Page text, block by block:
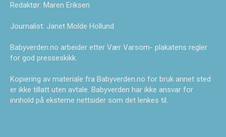
Redaktør: Maren Eriksen
Journalist: Janet Molde Hollund
Babyverden.no arbeider etter Vær Varsom- plakatens regler
for god presseskikk.
Kopiering av materiale fra Babyverden.no for bruk annet sted
er ikke tillatt uten avtale. Babyverden har ikke ansvar for
innhold på eksterne nettsider som det lenkes til.